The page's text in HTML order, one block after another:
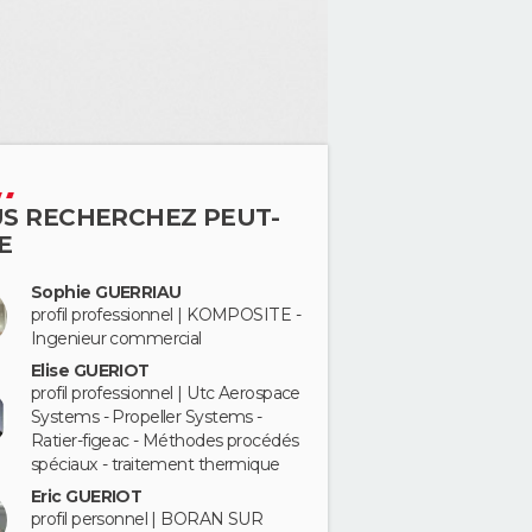
RECHERCHEZ PEUT-
Sophie GUERRIAU
profil professionnel | KOMPOSITE -
Ingenieur commercial
Elise GUERIOT
profil professionnel | Utc Aerospace
Systems - Propeller Systems -
Ratier-figeac - Méthodes procédés
spéciaux - traitement thermique
Eric GUERIOT
profil personnel | BORAN SUR